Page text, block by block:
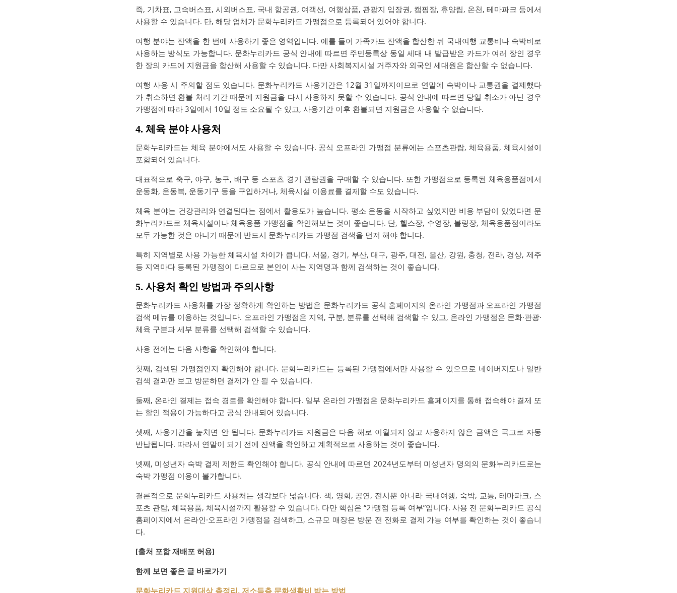
즉, 기차표, 고속버스표, 시외버스표, 국내 항공권, 여객선, 여행상품, 관광지 입장권, 캠핑장, 휴양림, 온천, 테마파크 등에서
사용할 수 있습니다. 단, 해당 업체가 문화누리카드 가맹점으로 등록되어 있어야 합니다.
여행 분야는 잔액을 한 번에 사용하기 좋은 영역입니다. 예를 들어 가족카드 잔액을 합산한 뒤 국내여행 교통비나 숙박비로
사용하는 방식도 가능합니다. 문화누리카드 공식 안내에 따르면 주민등록상 동일 세대 내 발급받은 카드가 여러 장인 경우
한 장의 카드에 지원금을 합산해 사용할 수 있습니다. 다만 사회복지시설 거주자와 외국인 세대원은 합산할 수 없습니다.
여행 사용 시 주의할 점도 있습니다. 문화누리카드 사용기간은 12월 31일까지이므로 연말에 숙박이나 교통권을 결제했다
가 취소하면 환불 처리 기간 때문에 지원금을 다시 사용하지 못할 수 있습니다. 공식 안내에 따르면 당일 취소가 아닌 경우
가맹점에 따라 3일에서 10일 정도 소요될 수 있고, 사용기간 이후 환불되면 지원금은 사용할 수 없습니다.
4. 체육 분야 사용처
문화누리카드는 체육 분야에서도 사용할 수 있습니다. 공식 오프라인 가맹점 분류에는 스포츠관람, 체육용품, 체육시설이
포함되어 있습니다.
대표적으로 축구, 야구, 농구, 배구 등 스포츠 경기 관람권을 구매할 수 있습니다. 또한 가맹점으로 등록된 체육용품점에서
운동화, 운동복, 운동기구 등을 구입하거나, 체육시설 이용료를 결제할 수도 있습니다.
체육 분야는 건강관리와 연결된다는 점에서 활용도가 높습니다. 평소 운동을 시작하고 싶었지만 비용 부담이 있었다면 문
화누리카드로 체육시설이나 체육용품 가맹점을 확인해보는 것이 좋습니다. 단, 헬스장, 수영장, 볼링장, 체육용품점이라도
모두 가능한 것은 아니기 때문에 반드시 문화누리카드 가맹점 검색을 먼저 해야 합니다.
특히 지역별로 사용 가능한 체육시설 차이가 큽니다. 서울, 경기, 부산, 대구, 광주, 대전, 울산, 강원, 충청, 전라, 경상, 제주
등 지역마다 등록된 가맹점이 다르므로 본인이 사는 지역명과 함께 검색하는 것이 좋습니다.
5. 사용처 확인 방법과 주의사항
문화누리카드 사용처를 가장 정확하게 확인하는 방법은 문화누리카드 공식 홈페이지의 온라인 가맹점과 오프라인 가맹점
검색 메뉴를 이용하는 것입니다. 오프라인 가맹점은 지역, 구분, 분류를 선택해 검색할 수 있고, 온라인 가맹점은 문화·관광·
체육 구분과 세부 분류를 선택해 검색할 수 있습니다.
사용 전에는 다음 사항을 확인해야 합니다.
첫째, 검색된 가맹점인지 확인해야 합니다. 문화누리카드는 등록된 가맹점에서만 사용할 수 있으므로 네이버지도나 일반
검색 결과만 보고 방문하면 결제가 안 될 수 있습니다.
둘째, 온라인 결제는 접속 경로를 확인해야 합니다. 일부 온라인 가맹점은 문화누리카드 홈페이지를 통해 접속해야 결제 또
는 할인 적용이 가능하다고 공식 안내되어 있습니다.
셋째, 사용기간을 놓치면 안 됩니다. 문화누리카드 지원금은 다음 해로 이월되지 않고 사용하지 않은 금액은 국고로 자동
반납됩니다. 따라서 연말이 되기 전에 잔액을 확인하고 계획적으로 사용하는 것이 좋습니다.
넷째, 미성년자 숙박 결제 제한도 확인해야 합니다. 공식 안내에 따르면 2024년도부터 미성년자 명의의 문화누리카드로는
숙박 가맹점 이용이 불가합니다.
결론적으로 문화누리카드 사용처는 생각보다 넓습니다. 책, 영화, 공연, 전시뿐 아니라 국내여행, 숙박, 교통, 테마파크, 스
포츠 관람, 체육용품, 체육시설까지 활용할 수 있습니다. 다만 핵심은 “가맹점 등록 여부”입니다. 사용 전 문화누리카드 공식
홈페이지에서 온라인·오프라인 가맹점을 검색하고, 소규모 매장은 방문 전 전화로 결제 가능 여부를 확인하는 것이 좋습니
다.
[출처 포함 재배포 허용]
함께 보면 좋은 글 바로가기
문화누리카드 지원대상 총정리, 저소득층 문화생활비 받는 방법